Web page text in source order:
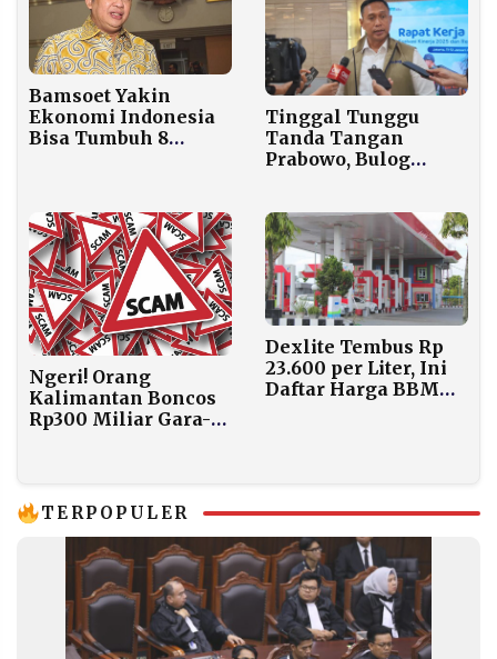
Bamsoet Yakin
Ekonomi Indonesia
Bisa Tumbuh 8
Tinggal Tunggu
Tanda Tangan
Prabowo, Bulog
Ngeri! Orang
Kalimantan Boncos
Rp300 Miliar Gara-
Sarang Penipu
Online
Dexlite Tembus Rp
23.600 per Liter, Ini
Daftar Harga BBM
TERPOPULER